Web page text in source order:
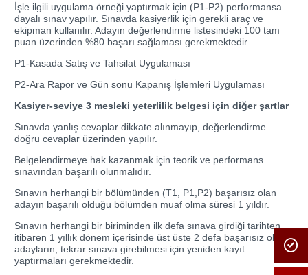
İşle ilgili uygulama örneği yaptırmak için (P1-P2) performansa
dayalı sınav yapılır. Sınavda kasiyerlik için gerekli araç ve
ekipman kullanılır. Adayın değerlendirme listesindeki 100 tam
puan üzerinden %80 başarı sağlaması gerekmektedir.
P1-Kasada Satış ve Tahsilat Uygulaması
P2-Ara Rapor ve Gün sonu Kapanış İşlemleri Uygulaması
Kasiyer-seviye 3 mesleki yeterlilik belgesi için diğer şartlar
Sınavda yanlış cevaplar dikkate alınmayıp, değerlendirme
doğru cevaplar üzerinden yapılır.
Belgelendirmeye hak kazanmak için teorik ve performans
sınavından başarılı olunmalıdır.
Sınavın herhangi bir bölümünden (T1, P1,P2) başarısız olan
adayın başarılı olduğu bölümden muaf olma süresi 1 yıldır.
Sınavın herhangi bir biriminden ilk defa sınava girdiği tarihten
itibaren 1 yıllık dönem içerisinde üst üste 2 defa başarısız olan
adayların, tekrar sınava girebilmesi için yeniden kayıt
yaptırmaları gerekmektedir.